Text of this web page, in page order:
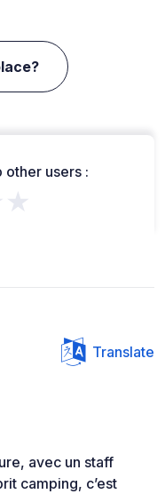
users :
Translate
avec un staff
camping, c’est